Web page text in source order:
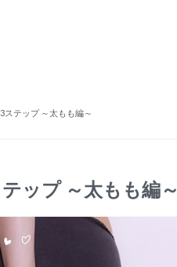
ステップ ～太もも編～
ップ ～太もも編～